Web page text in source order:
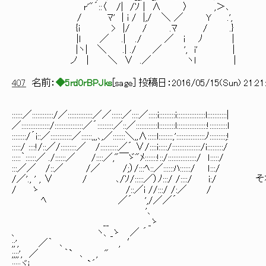
r'"´::〈 /| /ｿ | ∧ 〉 ,＞､
/ ﾏ' | i / |,/ ＼ ／ Y .',
{i > |/ / .ﾏ / .}
|l ／ .| ./ ／ i ﾉ |
|ヽ| ＼ .| ./ ／ ', i' |
ノ | ＼ ∨ .／ ヽl |
407 名前： ◆5rd0rBPJks sage ] 投稿日： 2016/05/15(Sun)
::::::／::::::::::::/／::::::::::::::／／::::::／::::／:::::i:::::::::i::::::::::::::::l:::::::::::|
／::::::::::::::::/::::::::::::::::／´:::::::::／::／::::::::::::l:::::::::l:::::::::::::::::!::::::::::l
::::::::/´i::／::::::::::::／::::::,,,､,／:::::::＼,,∧:::::l::::::::,'::::::::::::::::ﾉ:::::::::;!
:::::/ ::::!/::／/:::::::::／ /::::::::::／´ ∨/::::i:::::/::::::::::::::::/i:::::::::/
:::::｀::::::／ ./::::::／ /::::／,"￣ゞ"ﾒ:::::::!::/::::::::::::::::/ ｌ:::::/
:::／／ /::／ /／ /;）/:::ﾍ::／::::::ﾊ::::::/ ｌ:::/
/／'., ' , ∨ / ､/ｿ/:::::／）ﾉ:::/ /::::/ i:/ それとも、
/ ゝ /::／i //:::/ /:／ /
ﾍ ／´ ',/／／´
'､
__ _ゝ
、 ヽ、_ゝ ／ ´
;;', ／｀ ､ , ′ │ どっちにしたっ
;;;;', ／ ｀` ､ , " │